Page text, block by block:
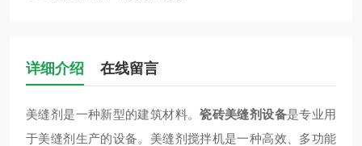
详细介绍 在线留言
美缝剂是一种新型的建筑材料。瓷砖美缝剂设备是专业用
于美缝剂生产的设备。美缝剂搅拌机是一种高效、多功能